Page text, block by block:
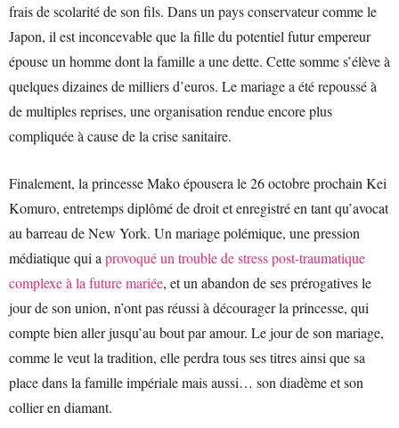
frais de scolarité de son fils. Dans un pays conservateur comme le
Japon, il est inconcevable que la fille du potentiel futur empereur
épouse un homme dont la famille a une dette. Cette somme s’élève à
quelques dizaines de milliers d’euros. Le mariage a été repoussé à
de multiples reprises, une organisation rendue encore plus
compliquée à cause de la crise sanitaire.
Finalement, la princesse Mako épousera le 26 octobre prochain Kei
Komuro, entretemps diplômé de droit et enregistré en tant qu’avocat
au barreau de New York. Un mariage polémique, une pression
médiatique qui a provoqué un trouble de stress post-traumatique
complexe à la future mariée, et un abandon de ses prérogatives le
jour de son union, n’ont pas réussi à décourager la princesse, qui
compte bien aller jusqu’au bout par amour. Le jour de son mariage,
comme le veut la tradition, elle perdra tous ses titres ainsi que sa
place dans la famille impériale mais aussi… son diadème et son
collier en diamant.